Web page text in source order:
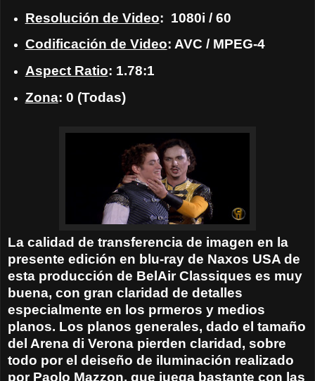
Resolución de Video: 1080i / 60
Codificación de Video: AVC / MPEG-4
Aspect Ratio: 1.78:1
Zona: 0 (Todas)
La calidad de transferencia de imagen en la
presente edición en blu-ray de Naxos USA de
esta producción de BelAir Classiques es muy
buena, con gran claridad de detalles
especialmente en los prmeros y medios
planos. Los planos generales, dado el tamaño
del Arena di Verona pierden claridad, sobre
todo por el deiseño de iluminación realizado
por Paolo Mazzon, que juega bastante con las